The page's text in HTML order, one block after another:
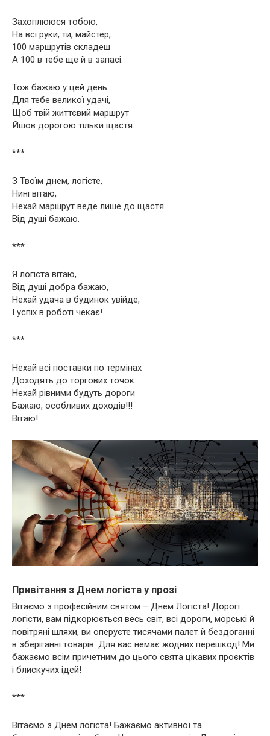
Захоплююся тобою,
На всі руки, ти, майстер,
100 маршрутів складеш
А 100 в тебе ще й в запасі.
Тож бажаю у цей день
Для тебе великої удачі,
Щоб твій життєвий маршрут
Йшов дорогою тільки щастя.
***
З Твоїм днем, логісте,
Нині вітаю,
Нехай маршрут веде лише до щастя
Від душі бажаю.
***
Я логіста вітаю,
Від душі добра бажаю,
Нехай удача в будинок увійде,
І успіх в роботі чекає!
***
Нехай всі поставки по термінах
Доходять до торгових точок.
Нехай рівними будуть дороги
Бажаю, особливих доходів!!!
Вітаю!
Привітання з Днем логіста у прозі
Вітаємо з професійним святом – Днем Логіста! Дорогі
логісти, вам підкорюється весь світ, всі дороги, морські й
повітряні шляхи, ви оперуєте тисячами палет й бездоганні
в зберіганні товарів. Для вас немає жодних перешкод! Ми
бажаємо всім причетним до цього свята цікавих проєктів
і блискучих ідей!
***
Вітаємо з Днем логіста! Бажаємо активної та